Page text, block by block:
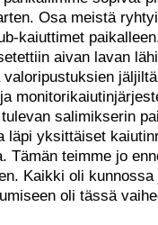
Osa meistä
kaiuttimet
aivan lavan
salimikserin
läpi yksittäiset
teimme jo
Kaikki oli
oli tässä